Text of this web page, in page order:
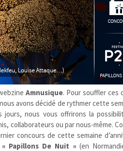
Amnusique. Pour souffler ces
avons décidé de rythmer cette
jours, nous vous offrirons la
collaborateurs ou par nous-même.
concours de cette semaine
« Papillons De Nuit » (en